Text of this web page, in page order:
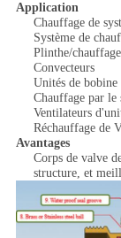
Application
Chauffage de
Système de
Plinthe/
Convecteurs
Unités de bobine
Chauffage par le
Ventilateurs
Réchauffage de
Avantages
Corps de valve
structure, et